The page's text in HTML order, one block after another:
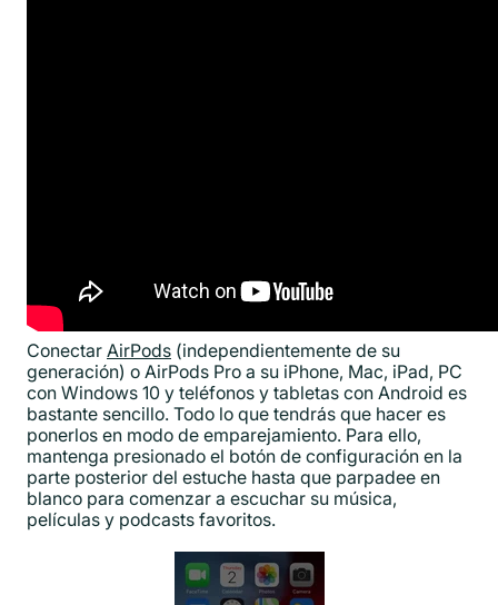
Conectar AirPods (independientemente de su
generación) o AirPods Pro a su iPhone, Mac, iPad, PC
con Windows 10 y teléfonos y tabletas con Android es
bastante sencillo. Todo lo que tendrás que hacer es
ponerlos en modo de emparejamiento. Para ello,
mantenga presionado el botón de configuración en la
parte posterior del estuche hasta que parpadee en
blanco para comenzar a escuchar su música,
películas y podcasts favoritos.